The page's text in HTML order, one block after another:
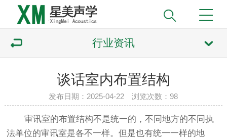
行业资讯
谈话室内布置结构
发布日期：2025-04-22 浏览次数： 98
审讯室的布置结构不是统一的，不同地方的不同执
法单位的审讯室是各不一样。但是也有统一一样的地